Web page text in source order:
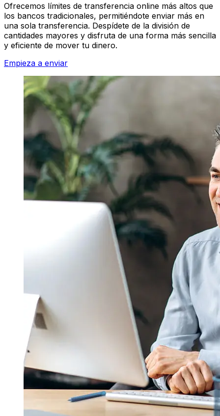
Ofrecemos límites de transferencia online más altos que
los bancos tradicionales, permitiéndote enviar más en
una sola transferencia. Despídete de la división de
cantidades mayores y disfruta de una forma más sencilla
y eficiente de mover tu dinero.
Empieza a enviar